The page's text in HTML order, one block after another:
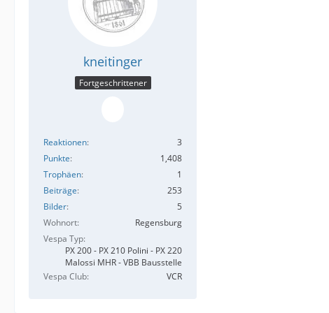
kneitinger
Fortgeschrittener
Reaktionen
3
Punkte
1,408
Trophäen
1
Beiträge
253
Bilder
5
Wohnort
Regensburg
Vespa Typ
PX 200 - PX 210 Polini - PX 220
Malossi MHR - VBB Bausstelle
Vespa Club
VCR